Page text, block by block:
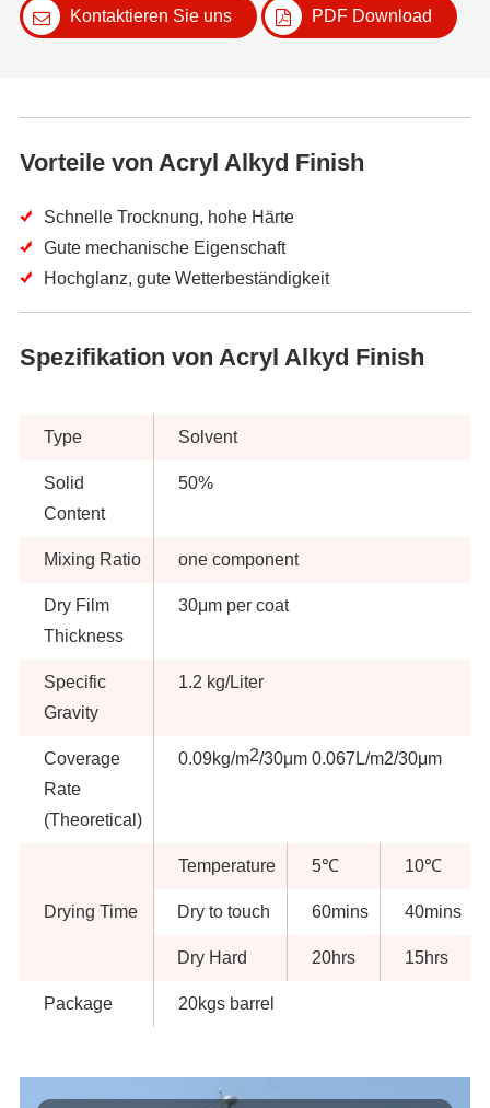
Kontaktieren Sie uns PDF Download
Vorteile von Acryl Alkyd Finish
Schnelle Trocknung, hohe Härte
Gute mechanische Eigenschaft
Hochglanz, gute Wetterbeständigkeit
Spezifikation von Acryl Alkyd Finish
Type Solvent
Solid
Content
50%
Mixing Ratio one component
Dry Film
Thickness
30μm per coat
Specific
Gravity
1.2 kg/Liter
Coverage
Rate
(Theoretical)
0.09kg/m2/30μm 0.067L/m2/30μm
Drying Time
Temperature 5℃ 10℃
Dry to touch 60mins 40mins
Dry Hard 20hrs 15hrs
Package 20kgs barrel